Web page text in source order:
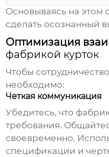
Основываясь на этом
сделать осознанный
Оптимизация
фабрикой курток
Чтобы
необходимо:
Четкая коммуникация
Убедитесь, что
требования.
своевременно.
спецификации и